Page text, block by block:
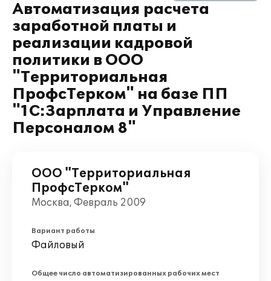
Автоматизация расчета
заработной платы и
реализации кадровой
политики в ООО
"Территориальная
ПрофсТерком" на базе ПП
"1С:Зарплата и Управление
Персоналом 8"
ООО "Территориальная
ПрофсТерком"
Москва, Февраль 2009
Вариант работы
Файловый
Общее число автоматизированных рабочих мест